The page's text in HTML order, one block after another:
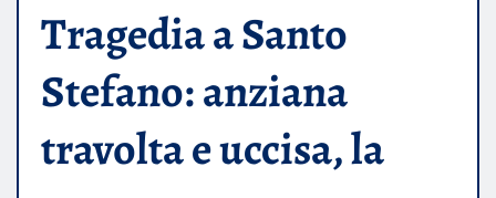
Tragedia a Santo
Stefano: anziana
travolta e uccisa, la